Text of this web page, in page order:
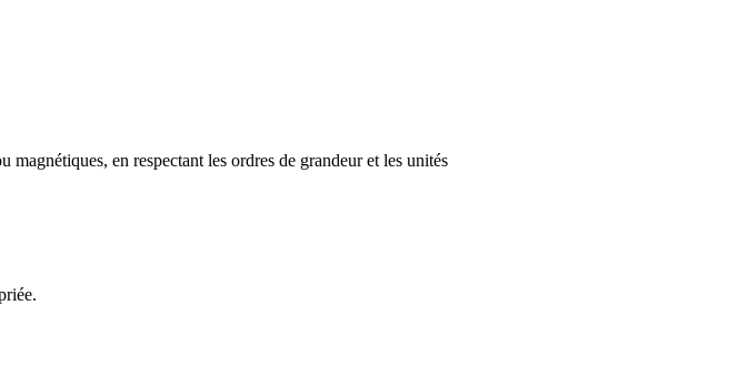
en respectant les ordres de grandeur et les unités